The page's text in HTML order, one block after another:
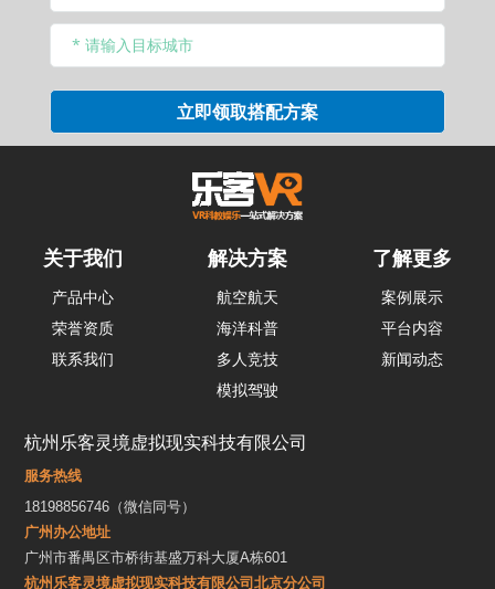
关于我们
产品中心
荣誉资质
联系我们
解决方案
航空航天
海洋科普
多人竞技
模拟驾驶
了解更多
案例展示
平台内容
新闻动态
杭州乐客灵境虚拟现实科技有限公司
服务热线
18198856746（微信同号）
广州办公地址
广州市番禺区市桥街基盛万科大厦A栋601
杭州乐客灵境虚拟现实科技有限公司北京分公司